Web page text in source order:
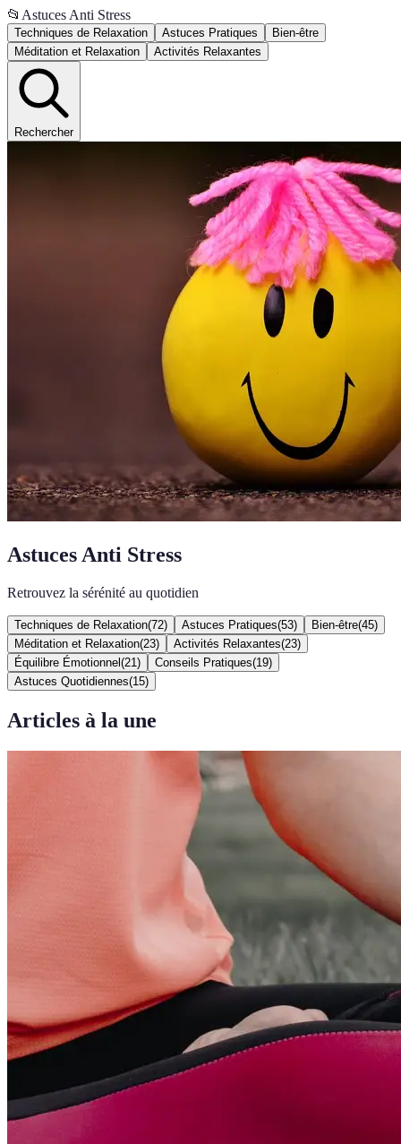
📂 Astuces Anti Stress
Techniques de Relaxation Astuces Pratiques
Bien-être
Méditation et Relaxation
Activités Relaxantes
Rechercher
Astuces Anti Stress
Retrouvez la sérénité au quotidien
Techniques de Relaxation(72) Astuces Pratiques(53) Bien-être(45)
Méditation et Relaxation(23) Activités Relaxantes(23)
Équilibre Émotionnel (21 ) Conseils Pratiques(19)
Astuces Quotidiennes(15)
Articles à la une